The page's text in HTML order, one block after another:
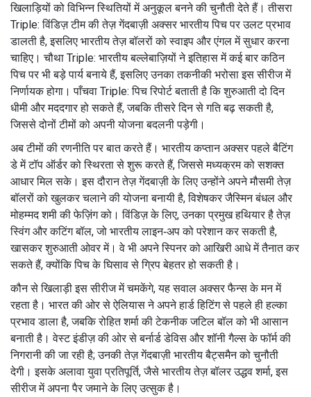
खिलाड़ियों को विभिन्न स्थितियों में अनुकूल बनने की चुनौती देते हैं। तीसरा
Triple: विंडिज़ टीम की तेज़ गेंदबाज़ी अक्सर भारतीय पिच पर उलट प्रभाव
डालती है, इसलिए भारतीय तेज़ बॉलरों को स्वाइप और एंगल में सुधार करना
चाहिए। चौथा Triple: भारतीय बल्लेबाज़ियों ने इतिहास में कई बार कठिन
पिच पर भी बड़े पार्य बनाये हैं, इसलिए उनका तकनीकी भरोसा इस सीरीज में
निर्णायक होगा। पाँचवा Triple: पिच रिपोर्ट बताती है कि शुरुआती दो दिन
धीमी और मददगार हो सकते हैं, जबकि तीसरे दिन से गति बढ़ सकती है,
जिससे दोनों टीमों को अपनी योजना बदलनी पड़ेगी।
अब टीमों की रणनीति पर बात करते हैं। भारतीय कप्तान अक्सर पहले बैटिंग
डे में टॉप ऑर्डर को स्थिरता से शुरू करते हैं, जिससे मध्यक्रम को सशक्त
आधार मिल सके। इस दौरान तेज़ गेंदबाज़ी के लिए उन्होंने अपने मौसमी तेज़
बॉलरों को खुलकर चलाने की योजना बनायी है, विशेषकर जैस्मिन बंधल और
मोहम्मद शमी की फेज़िंग को। विंडिज़ के लिए, उनका प्रमुख हथियार है तेज़
स्विंग और कटिंग बॉल, जो भारतीय लाइन‑अप को परेशान कर सकती है,
खासकर शुरुआती ओवर में। वे भी अपने स्पिनर को आखिरी आधे में तैनात कर
सकते हैं, क्योंकि पिच के घिसाव से ग्रिप बेहतर हो सकती है।
कौन से खिलाड़ी इस सीरीज में चमकेंगे, यह सवाल अक्सर फैन्स के मन में
रहता है। भारत की ओर से ऐलियास ने अपने हार्ड हिटिंग से पहले ही हल्का
प्रभाव डाला है, जबकि रोहित शर्मा की टेकनीक जटिल बॉल को भी आसान
बनाती है। वेस्ट इंडीज़ की ओर से बर्नार्ड डेविस और शॉनी गैल्स के फॉर्म की
निगरानी की जा रही है; उनकी तेज़ गेंदबाज़ी भारतीय बैट्समैन को चुनौती
देगी। इसके अलावा युवा प्रतिपूर्ति, जैसे भारतीय तेज़ बॉलर उद्धव शर्मा, इस
सीरीज में अपना पैर जमाने के लिए उत्सुक है।